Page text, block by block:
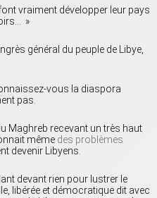
vraiment développer leur pays
»
général du peuple de Libye,
vous la diaspora
pas.
Maghreb recevant un très haut
même des problèmes
devenir Libyens.
devant rien pour lustrer le
libérée et démocratique dit avec